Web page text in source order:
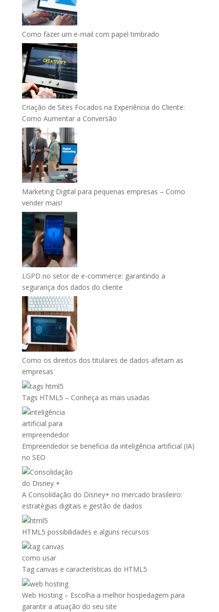
Como fazer um e-mail com papel timbrado
Criação de Sites Focados na Experiência do Cliente:
Como Aumentar a Conversão
Marketing Digital para pequenas empresas – Como
vender mais!
LGPD no setor de e-commerce: garantindo a
segurança dos dados do cliente
Como os direitos dos titulares de dados afetam as
empresas
Tags HTML5 – Conheça as mais usadas
Empreendedor se beneficia da inteligência artificial (IA)
no SEO
A Consolidação do Disney+ no mercado brasileiro:
estratégias digitais e gestão de dados
HTML5 possibilidades e alguns recursos
Tag canvas e características do HTML5
Web Hosting – Escolha a melhor hospedagem para
garantir a atuação do seu site